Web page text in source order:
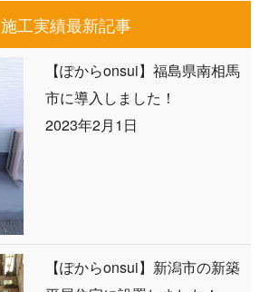
施工実績最新記事
【ぽからonsui】福島県南相馬
市に導入しました！
2023年2月1日
【ぽからonsui】新潟市の新築